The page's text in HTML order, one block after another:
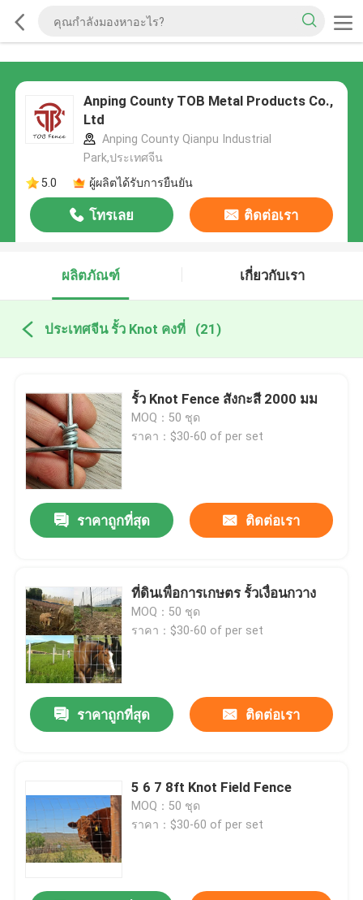
Anping County TOB Metal Products Co.,
Ltd
Anping County Qianpu Industrial
Park,ประเทศจีน
5.0
ผู้ผลิตได้รับการยืนยัน
โทรเลย ติดต่อเรา
ผลิตภัณฑ์ เกี่ยวกับเรา
ประเทศจีน รั้ว Knot คงที่ (21)
รั้ว Knot Fence สังกะสี 2000 มม
MOQ：50 ชุด
ราคา：$30-60 of per set
ราคาถูกที่สุด ติดต่อเรา
ที่ดินเพื่อการเกษตร รั้วเงื่อนกวาง
MOQ：50 ชุด
ราคา：$30-60 of per set
ราคาถูกที่สุด ติดต่อเรา
5 6 7 8ft Knot Field Fence
MOQ：50 ชุด
ราคา：$30-60 of per set